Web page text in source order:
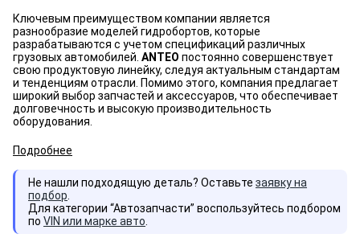
Ключевым преимуществом компании является
разнообразие моделей гидробортов, которые
разрабатываются с учетом спецификаций различных
грузовых автомобилей. ANTEO постоянно совершенствует
свою продуктовую линейку, следуя актуальным стандартам
и тенденциям отрасли. Помимо этого, компания предлагает
широкий выбор запчастей и аксессуаров, что обеспечивает
долговечность и высокую производительность
оборудования.
Подробнее
Не нашли подходящую деталь? Оставьте заявку на
подбор
Для категории “Автозапчасти” воспользуйтесь подбором
по VIN или марке авто